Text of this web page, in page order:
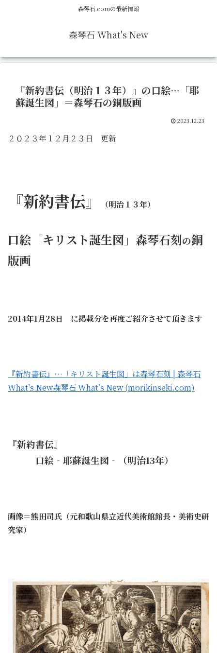
森琴石.comの最新情報
森琴石 What's New
『新約書伝（明治１３年）』の口絵…「耶
蘇誕生図」＝森琴石の銅版画
2023.12.23
２０２３年１２月２３日 更新
『新約書伝』 （明治１３年）
口絵「キリスト誕生図」森琴石刻の銅
版画
2014年1月28日 に掲載分を再度ご紹介させて頂きます
『新約書伝』…「キリスト誕生図」は森琴石刻 | 森琴石
What’s New森琴石 What’s New (morikinseki.com)
『新約書伝』
口絵‐耶蘇誕生図‐（明治13年）
画像＝熊田司氏（元和歌山県立近代美術館館長・美術史研
究家）